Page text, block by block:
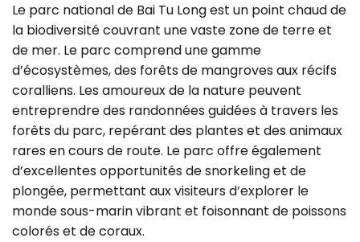
Le parc national de Bai Tu Long est un point chaud de
la biodiversité couvrant une vaste zone de terre et
de mer. Le parc comprend une gamme
d’écosystèmes, des forêts de mangroves aux récifs
coralliens. Les amoureux de la nature peuvent
entreprendre des randonnées guidées à travers les
forêts du parc, repérant des plantes et des animaux
rares en cours de route. Le parc offre également
d’excellentes opportunités de snorkeling et de
plongée, permettant aux visiteurs d’explorer le
monde sous-marin vibrant et foisonnant de poissons
colorés et de coraux.